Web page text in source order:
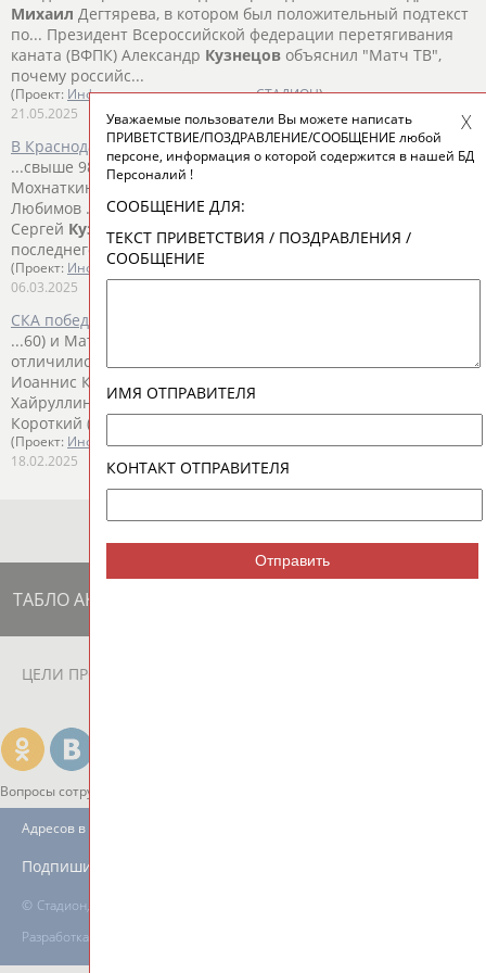
Михаил Дегтярева, в котором был положительный подтекст
по... Президент Всероссийской федерации перетягивания
каната (ВФПК) Александр Кузнецов объяснил "Матч ТВ",
почему российс...
(Проект: Информационное агентство СТАДИОН)
21.05.2025
В Краснодаре первый день - самбо
...свыше 98 кг:МихаилКашурников (Москва) —Михаил
Мохнаткин СПб (Санкт-Петербург) — 7:2. Александр
Любимов ... ...кг: Антон Коновалов (Владимирская область) —
Сергей Кузнецов(Свердловская область) — победа
последнего...
(Проект: Информационное агентство СТАДИОН
06.03.2025
СКА победил "Северсталь" в матче КХЛ
...60) и Матвей Короткий (51). В составе проигравших
отличились
Иоаннис Калдис... ...Григорий Кузьмин (9-я минута), Марат
Хайруллин (31), ЕвгенийКузнецов
Короткий (51). В составе...
(Проект: Информационное агентство СТАДИОН)
18.02.2025
ТАБЛО АКТИВНОСТИ
ЦЕЛИ ПРОЕКТА
Вопросы сотрудничества и совместной деятельности
© Стадион, 1998-2026
Разработка и поддержка ООО НАИТ «Стадион»
Адресов в новостной рассылке: 996
Подпишись
Уважаемые пользователи Вы можете написать
ПРИВЕТСТВИЕ/ПОЗДРАВЛЕНИЕ/СООБЩЕНИЕ любой
персоне, информация о которой содержится в нашей БД
Персоналий !
СООБЩЕНИЕ ДЛЯ:
ТЕКСТ ПРИВЕТСТВИЯ / ПОЗДРАВЛЕНИЯ /
СООБЩЕНИЕ
ИМЯ ОТПРАВИТЕЛЯ
КОНТАКТ ОТПРАВИТЕЛЯ
Отправить